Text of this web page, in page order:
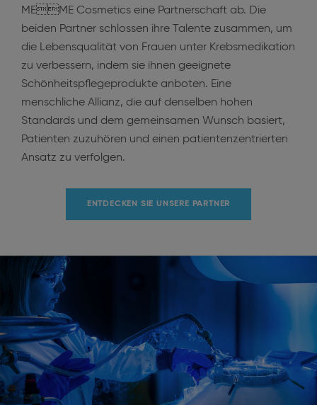
MEME Cosmetics eine Partnerschaft ab. Die
beiden Partner schlossen ihre Talente zusammen, um
die Lebensqualität von Frauen unter Krebsmedikation
zu verbessern, indem sie ihnen geeignete
Schönheitspflegeprodukte anboten. Eine
menschliche Allianz, die auf denselben hohen
Standards und dem gemeinsamen Wunsch basiert,
Patienten zuzuhören und einen patientenzentrierten
Ansatz zu verfolgen.
ENTDECKEN SIE UNSERE PARTNER